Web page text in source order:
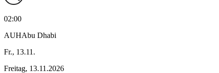
02:00
AUHAbu Dhabi
Fr., 13.11.
Freitag, 13.11.2026